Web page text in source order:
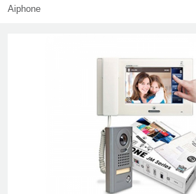
Aiphone